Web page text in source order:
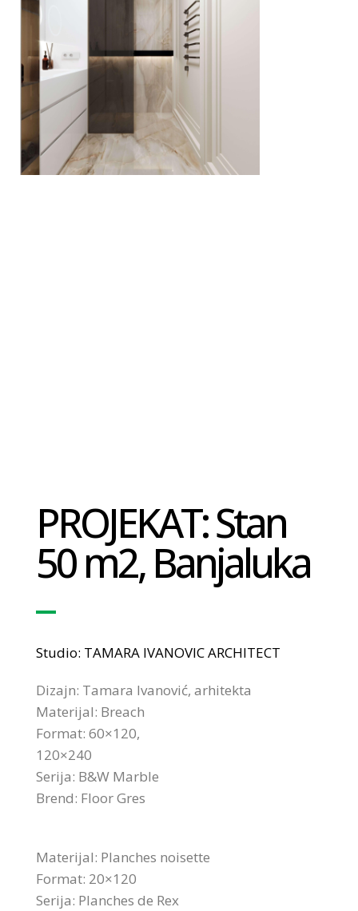
PROJEKAT: Stan
50 m2, Banjaluka
Studio: TAMARA IVANOVIC ARCHITECT
Dizajn: Tamara Ivanović, arhitekta
Materijal: Breach
Format: 60×120,
120×240
Serija: B&W Marble
Brend: Floor Gres
Materijal: Planches noisette
Format: 20×120
Serija: Planches de Rex